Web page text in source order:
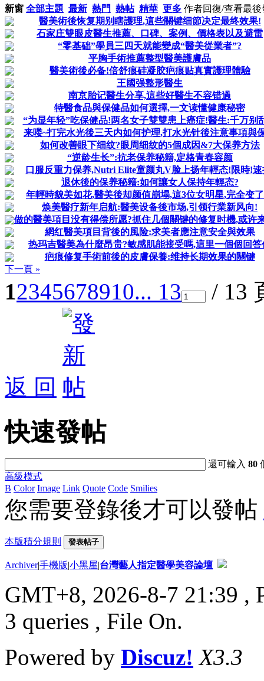
新窗 全部主題 最新 熱門 熱帖 精華 更多 作者回復/查看最後
醫美術後恢复期别瞎護理,這些關键细節决定最终效果!
石家庄雙眼皮醫生推薦、口碑、案例、價格表以及避雷
“零基础”學員三四天就能變成“醫美從業者”?
平胸手術推薦整型醫美護膚品
醫美術後必备!倍舒痕硅凝胶疤痕贴真實護理體驗
王國强整形醫生
南京胎记醫生分享,這些好醫生不容错過
特醫食品與保健品如何選擇,一文读懂健康秘密
“为显年轻”吃保健品!两名女子雙雙患上癌症!醫生:千万别
来喽~打完水光後三天内如何护理,打水光针後注意事項與
如何改善眼下细纹?眼周细纹的5個成因&7大保养方法
“逆龄生长”:抗老保养秘籍,定格青春容颜
口服反重力保养,Nutri Elite童颜丸V脸上扬年輕态!限時!速
退休後的保养秘籍:如何讓女人保持年輕态?
年輕時貌美如花,醫美後却颜值崩塌,這3位女明星,完全变
焕美醫疗新年启航:醫美设备後市场,引领行業新风向!
做的醫美項目没有得偿所愿?抓住几個關键的修复时機,或许
網红醫美項目背後的風险:求美者應注意安全與效果
热玛吉醫美為什麼昂贵?敏感肌能接受嗎,這里一個個回答
疤痕修复手術前後的皮膚保養:维持长期效果的關键
下一頁 »
12345678910... 13 / 13
返 回
快速發帖
還可輸入80
高級模式
B Color Image Link Quote Code Smilies
您需要登錄後才可以發帖
本版積分規則 發表帖子
Archiver|手機版|小黑屋|台灣藝人指定醫學美容論壇
GMT+8, 2026-8-7 21:39 ,
3 queries , File On.
Powered by Discuz! X3.3